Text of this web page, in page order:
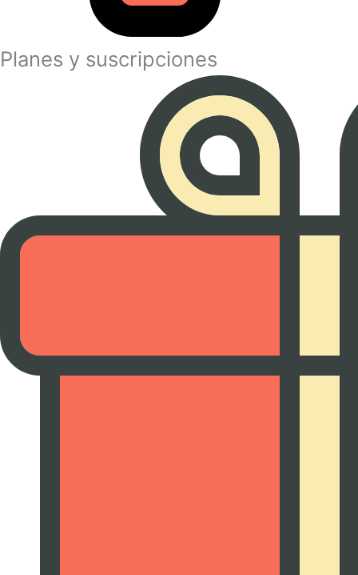
Planes y suscripciones